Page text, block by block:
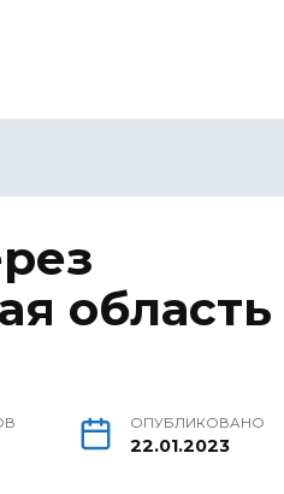
область
ОПУБЛИКОВАНО
22.01.2023